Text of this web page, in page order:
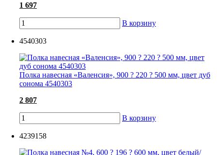
1 697
В корзину
4540303
Полка навесная «Валенсия», 900 ? 220 ? 500 мм, цвет дуб
сонома 4540303
2 807
В корзину
4239158